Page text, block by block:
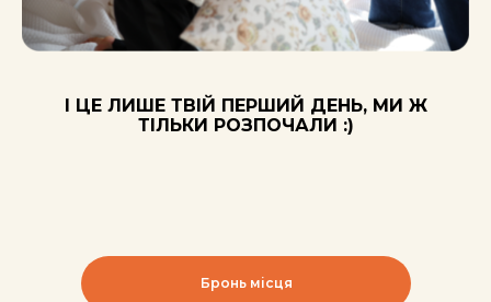
І ЦЕ ЛИШЕ ТВІЙ ПЕРШИЙ ДЕНЬ, МИ Ж
ТІЛЬКИ РОЗПОЧАЛИ :)
Бронь місця